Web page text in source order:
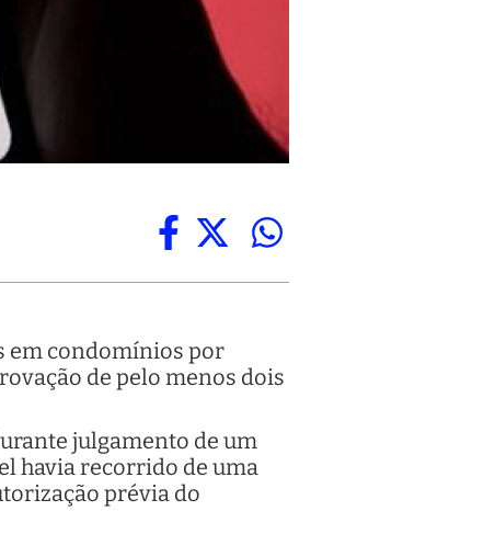
em condomínios por
de pelo menos dois
julgamento de um
havia recorrido de uma
prévia do